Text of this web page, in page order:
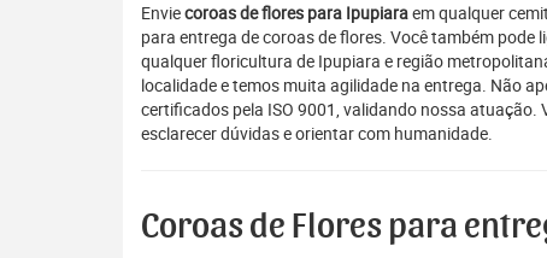
Enviecoroas de flores para Ipupiaraem qualquer
para entrega de coroas de flores. Você também pode
qualquer floricultura de Ipupiara e região
localidade e temos muita agilidade na entrega. Não
certificados pela ISO 9001, validando nossa atuação.
esclarecer dúvidas e orientar com humanidade.
Coroas de Flores para